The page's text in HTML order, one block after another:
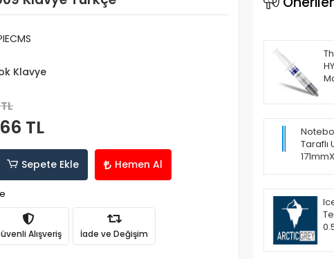
Klavye
TL
Sepete Ekle Hemen Al
Alışveriş İade ve Değişim
Taraflı